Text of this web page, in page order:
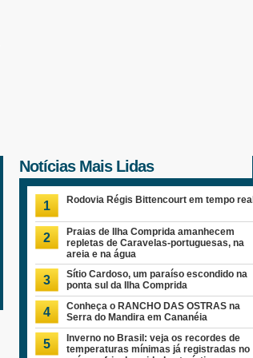
Notícias Mais Lidas
1 Rodovia Régis Bittencourt em tempo real
2
Praias de Ilha Comprida amanhecem
repletas de Caravelas-portuguesas, na
areia e na água
3
Sítio Cardoso, um paraíso escondido na
ponta sul da Ilha Comprida
4
Conheça o RANCHO DAS OSTRAS na
Serra do Mandira em Cananéia
5
Inverno no Brasil: veja os recordes de
temperaturas mínimas já registradas no